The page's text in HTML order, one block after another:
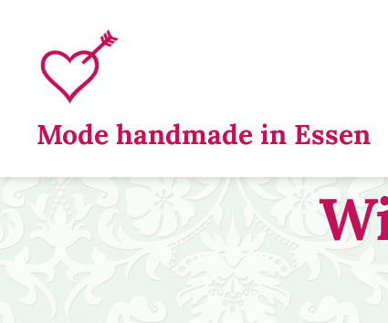
Modedesign
Mode handmade in Essen